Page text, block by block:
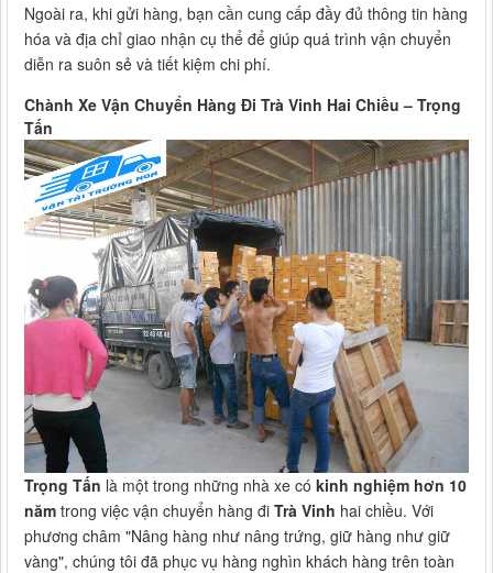
Ngoài ra, khi gửi hàng, bạn cần cung cấp đầy đủ thông tin hàng
hóa và địa chỉ giao nhận cụ thể để giúp quá trình vận chuyển
diễn ra suôn sẻ và tiết kiệm chi phí.
Chành Xe Vận Chuyển Hàng Đi Trà Vinh Hai Chiều – Trọng
Tấn
Trọng Tấn là một trong những nhà xe có kinh nghiệm hơn 10
năm trong việc vận chuyển hàng đi Trà Vinh hai chiều. Với
phương châm "Nâng hàng như nâng trứng, giữ hàng như giữ
vàng", chúng tôi đã phục vụ hàng nghìn khách hàng trên toàn